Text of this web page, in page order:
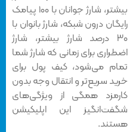
بیشتر، شارژ جوانان با ۱۰۰ پیامک
رایگان درون شبکه، شارژ بانوان با
۳۰ درصد شارژ بیشتر، شارژ
اضطراری برای زمانی که شارژ شما
تمام می‌شود، کیف پول برای
خرید سریع‌تر و انتقال وجه بدون
کارمزد همگی از ویژگی‌های
شگفت‌انگیز این اپلیکیشن
هستند.